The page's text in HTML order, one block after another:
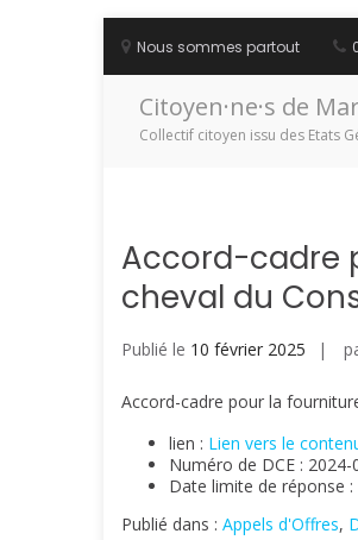
contenu
Nous sommes partout
Citoyen·ne·s de
Collectif citoyen issu des Etats
Accord-cadre
cheval du
Publié le 10 février 2025
Accord-cadre pour la
lien : Lien vers le
Numéro de DCE : 2024-
Date limite de réponse
Publié dans : Appels d'Offres,